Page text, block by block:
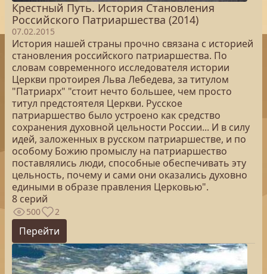
Крестный Путь. История Становления
Российского Патриаршества (2014)
07.02.2015
История нашей страны прочно связана с историей
становления российского патриаршества. По
словам современного исследователя истории
Церкви протоирея Льва Лебедева, за титулом
"Патриарх" "стоит нечто большее, чем просто
титул предстоятеля Церкви. Русское
патриаршество было устроено как средство
сохранения духовной цельности России... И в силу
идей, заложенных в русском патриаршестве, и по
особому Божию промыслу на патриаршество
поставлялись люди, способные обеспечивать эту
цельность, почему и сами они оказались духовно
едиными в образе правления Церковью".
8 серий
500 2
Перейти